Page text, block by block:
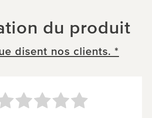
du produit
disent nos clients. *